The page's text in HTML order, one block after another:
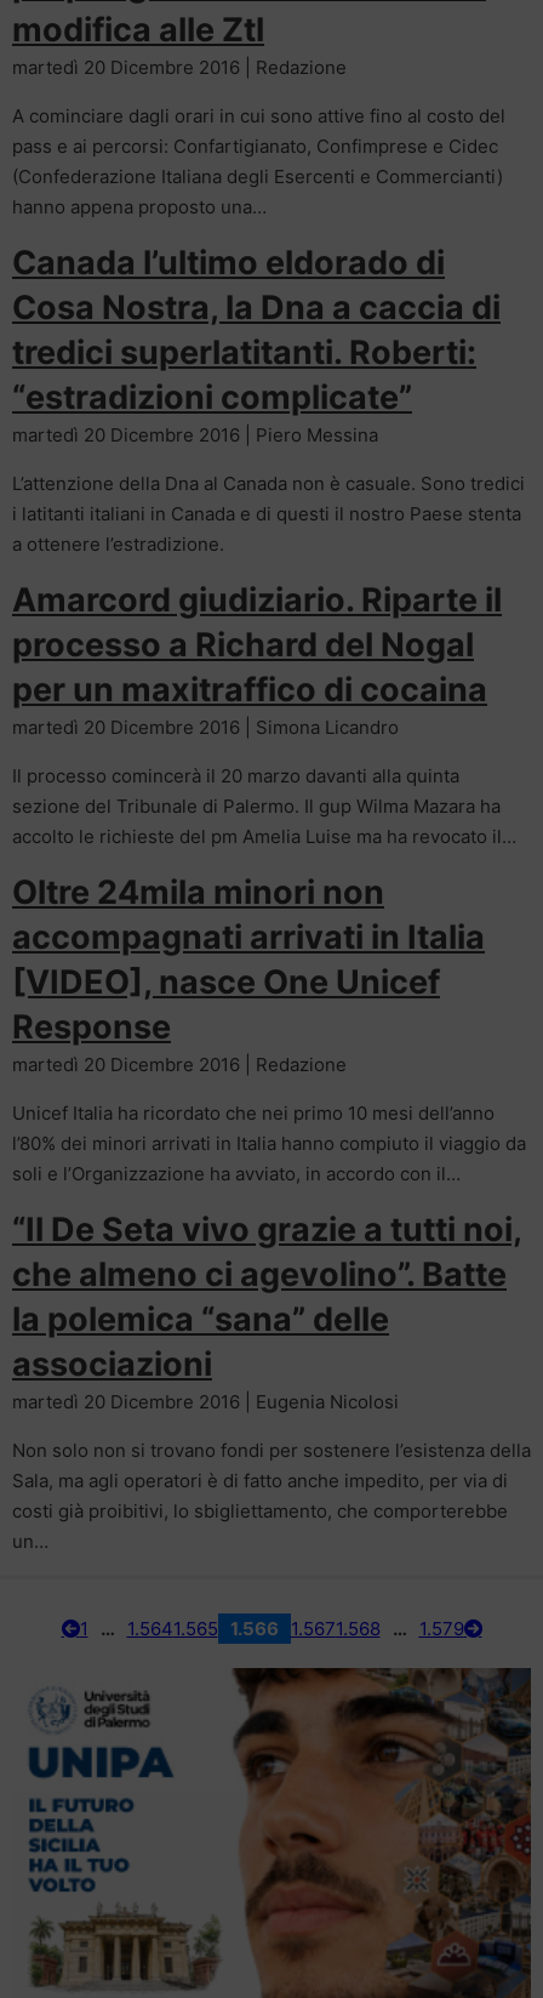
modifica alle Ztl
martedì 20 Dicembre 2016 | Redazione
A cominciare dagli orari in cui sono attive fino al costo del
pass e ai percorsi: Confartigianato, Confimprese e Cidec
(Confederazione Italiana degli Esercenti e Commercianti)
hanno appena proposto una…
Canada l’ultimo eldorado di
Cosa Nostra, la Dna a caccia di
tredici superlatitanti. Roberti:
“estradizioni complicate”
martedì 20 Dicembre 2016 | Piero Messina
L’attenzione della Dna al Canada non è casuale. Sono tredici
i latitanti italiani in Canada e di questi il nostro Paese stenta
a ottenere l’estradizione.
Amarcord giudiziario. Riparte il
processo a Richard del Nogal
per un maxitraffico di cocaina
martedì 20 Dicembre 2016 | Simona Licandro
Il processo comincerà il 20 marzo davanti alla quinta
sezione del Tribunale di Palermo. Il gup Wilma Mazara ha
accolto le richieste del pm Amelia Luise ma ha revocato il…
Oltre 24mila minori non
accompagnati arrivati in Italia
[VIDEO], nasce One Unicef
Response
martedì 20 Dicembre 2016 | Redazione
Unicef Italia ha ricordato che nei primo 10 mesi dell’anno
l’80% dei minori arrivati in Italia hanno compiuto il viaggio da
soli e l’Organizzazione ha avviato, in accordo con il…
“Il De Seta vivo grazie a tutti noi,
che almeno ci agevolino”. Batte
la polemica “sana” delle
associazioni
martedì 20 Dicembre 2016 | Eugenia Nicolosi
Non solo non si trovano fondi per sostenere l’esistenza della
Sala, ma agli operatori è di fatto anche impedito, per via di
costi già proibitivi, lo sbigliettamento, che comporterebbe
un…
1 … 1.5641.565 1.566 1.5671.568 … 1.579